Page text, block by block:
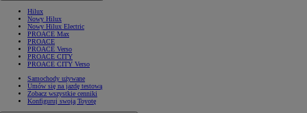
Hilux
Nowy Hilux
Nowy Hilux Electric
PROACE Max
PROACE
PROACE Verso
PROACE CITY
PROACE CITY Verso
Samochody używane
Umów się na jazdę testową
Zobacz wszystkie cenniki
Konfiguruj swoją Toyotę